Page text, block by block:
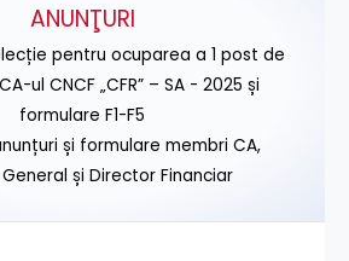
ANUNŢURI
pentru ocuparea a 1 post de
ul CNCF „CFR” – SA - 2025 și
formulare F1-F5
și formulare membri CA,
și Director Financiar